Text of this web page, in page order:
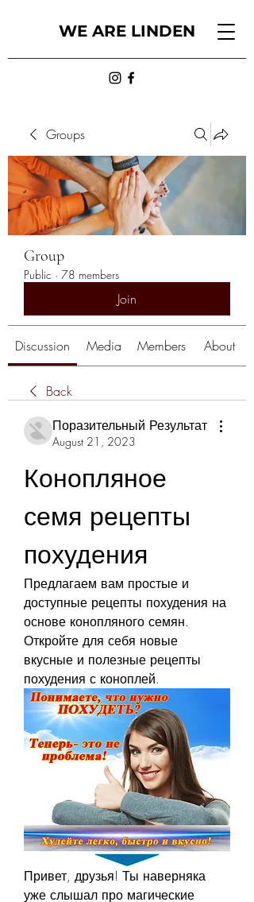
WE ARE LINDEN
Groups
Group
Public · 78 members
Join
Discussion Media Members About
Back
Поразительный Результат
August 21, 2023
Конопляное
семя рецепты
похудения
Предлагаем вам простые и
доступные рецепты похудения на
основе конопляного семян.
Откройте для себя новые
вкусные и полезные рецепты
похудения с коноплей.
Привет, друзья! Ты наверняка
уже слышал про магические